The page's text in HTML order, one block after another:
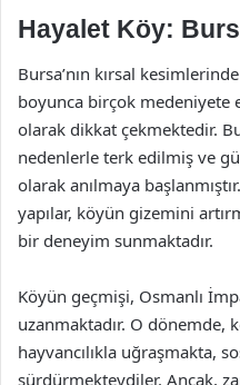
Hayalet Köy:
Bursa’nın kırsal
boyunca birçok medeniyete
olarak dikkat çekmektedir.
nedenlerle terk edilmiş ve
olarak anılmaya
yapılar, köyün gizemini
bir deneyim sunmaktadır.
Köyün geçmişi, Osmanlı
uzanmaktadır. O dönemde,
hayvancılıkla uğraşmakta,
sürdürmekteydiler. Ancak,